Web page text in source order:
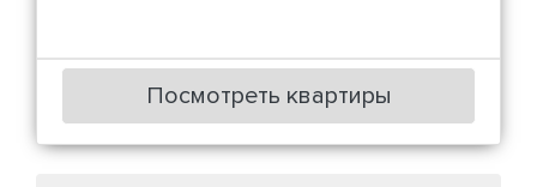
Посмотреть квартиры